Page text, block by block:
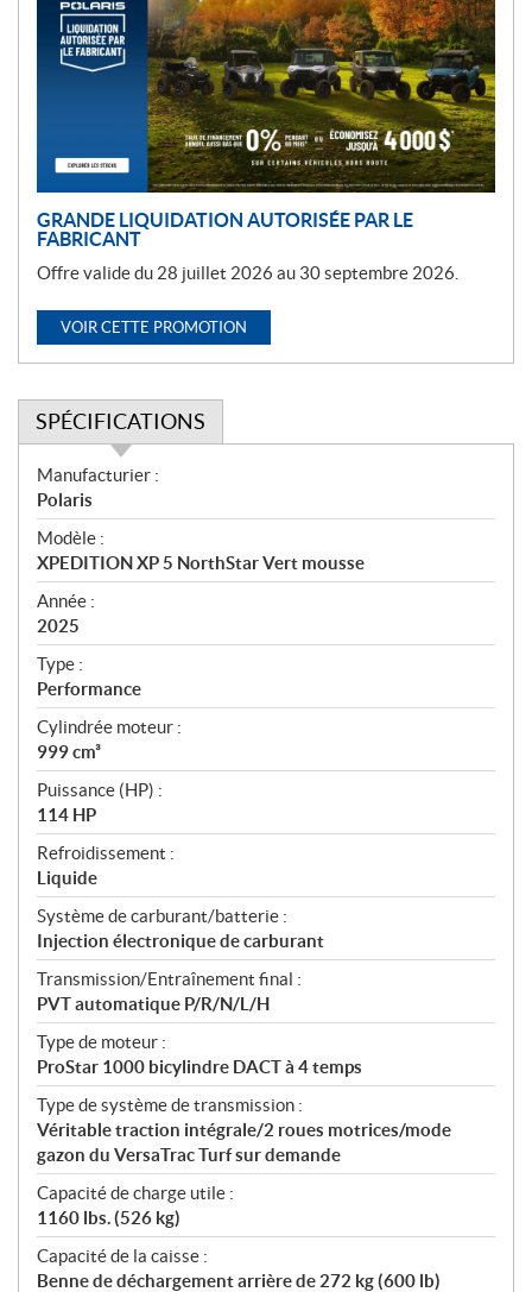
GRANDE LIQUIDATION AUTORISÉE PAR LE
FABRICANT
Offre valide du 28 juillet 2026 au 30 septembre 2026.
VOIR CETTE PROMOTION
SPÉCIFICATIONS
S
p
é
c
i
f
i
c
a
t
i
o
n
s
Manufacturier :
Polaris
Modèle :
XPEDITION XP 5 NorthStar Vert mousse
Année :
2025
Type :
Performance
Cylindrée moteur :
999 cm³
Puissance (HP) :
114 HP
Refroidissement :
Liquide
Système de carburant/batterie :
Injection électronique de carburant
Transmission/Entraînement final :
PVT automatique P/R/N/L/H
Type de moteur :
ProStar 1000 bicylindre DACT à 4 temps
Type de système de transmission :
Véritable traction intégrale/2 roues motrices/mode
gazon du VersaTrac Turf sur demande
Capacité de charge utile :
1160 lbs. (526 kg)
Capacité de la caisse :
Benne de déchargement arrière de 272 kg (600 lb)